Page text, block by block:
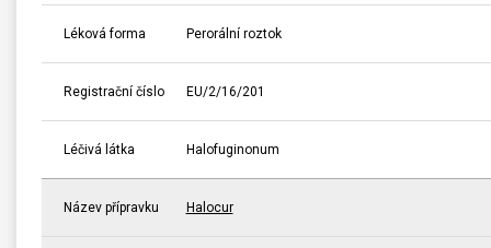
Léková forma Perorální roztok
Registrační číslo EU/2/16/201
Léčivá látka Halofuginonum
Název přípravku Halocur